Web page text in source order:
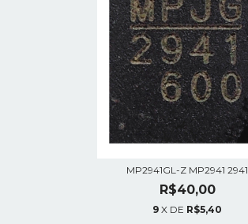
MP2941GL-Z MP2941 2941
R$40,00
9 X DE R$5,40